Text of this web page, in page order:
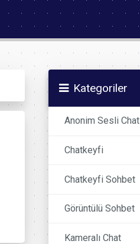
Kategoriler
Anonim Sesli Chat
Chatkeyfi
Chatkeyfi Sohbet
Görüntülü Sohbet
Kameralı Chat